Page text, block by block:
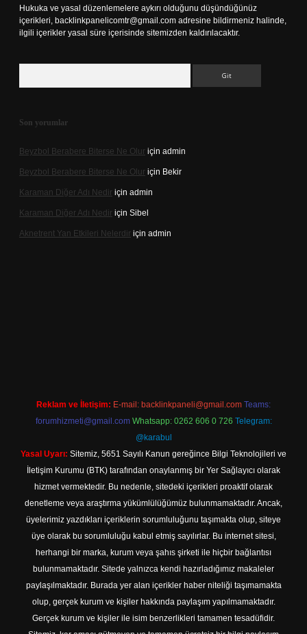
Hukuka ve yasal düzenlemelere aykırı olduğunu düşündüğünüz
içerikleri, backlinkpanelicomtr@gmail.com adresine bildirmeniz halinde,
ilgili içerikler yasal süre içerisinde sitemizden kaldırılacaktır.
Son yorumlar
Beyzbol Berabere Biterse Ne Olur için admin
Beyzbol Berabere Biterse Ne Olur için Bekir
Karaman Diğer Adı Nedir için admin
Karaman Diğer Adı Nedir için Sibel
Aknetrent Yan Etkileri Nelerdir için admin
Reklam ve İletişim: E-mail: backlinkpaneli@gmail.com Teams:
forumhizmeti@gmail.com Whatsapp: 0262 606 0 726 Telegram:
@karabul
Yasal Uyarı: Sitemiz, 5651 Sayılı Kanun gereğince Bilgi Teknolojileri ve
İletişim Kurumu (BTK) tarafından onaylanmış bir Yer Sağlayıcı olarak
hizmet vermektedir. Bu nedenle, sitedeki içerikleri proaktif olarak
denetleme veya araştırma yükümlülüğümüz bulunmamaktadır. Ancak,
üyelerimiz yazdıkları içeriklerin sorumluluğunu taşımakta olup, siteye
üye olarak bu sorumluluğu kabul etmiş sayılırlar. Bu internet sitesi,
herhangi bir marka, kurum veya şahıs şirketi ile hiçbir bağlantısı
bulunmamaktadır. Sitede yalnızca kendi hazırladığımız makaleler
paylaşılmaktadır. Burada yer alan içerikler haber niteliği taşımamakta
olup, gerçek kurum ve kişiler hakkında paylaşım yapılmamaktadır.
Gerçek kurum ve kişiler ile isim benzerlikleri tamamen tesadüfidir.